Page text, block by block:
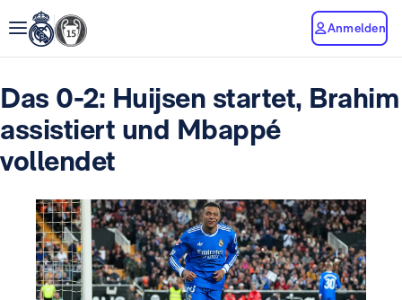
Anmelden
Das 0-2: Huijsen startet, Brahim
assistiert und Mbappé
vollendet